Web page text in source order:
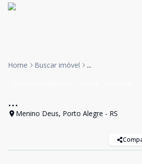
Home Buscar imóvel ...
...
Menino Deus, Porto Alegre - RS